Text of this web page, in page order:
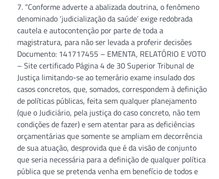
“Conforme adverte a abalizada doutrina, o fenômeno
denominado ‘judicialização da saúde’ exige redobrada
cautela e autocontenção por parte de toda a
magistratura, para não ser levada a proferir decisões
Documento: 141717455 – EMENTA, RELATÓRIO E VOTO
– Site certificado Página 4 de 30 Superior Tribunal de
Justiça limitando-se ao temerário exame insulado dos
casos concretos, que, somados, correspondem à definição
de políticas públicas, feita sem qualquer planejamento
(que o Judiciário, pela justiça do caso concreto, não tem
condições de fazer) e sem atentar para as deficiências
orçamentárias que somente se ampliam em decorrência
de sua atuação, desprovida que é da visão de conjunto
que seria necessária para a definição de qualquer política
pública que se pretenda venha em benefício de todos e